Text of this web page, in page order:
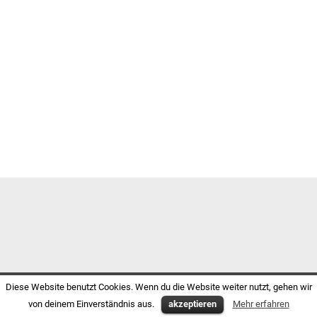
Diese Website benutzt Cookies. Wenn du die Website weiter nutzt, gehen wir
von deinem Einverständnis aus.
akzeptieren Mehr erfahren